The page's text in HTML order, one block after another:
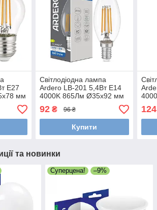
E27
мм
Світлодіодна лампа
Ardero LB-201 5,4Вт E14
4000K 865Лм Ø35x92 мм
92₴ 96 ₴
Купити
124
та новинки
Суперцена! –9%